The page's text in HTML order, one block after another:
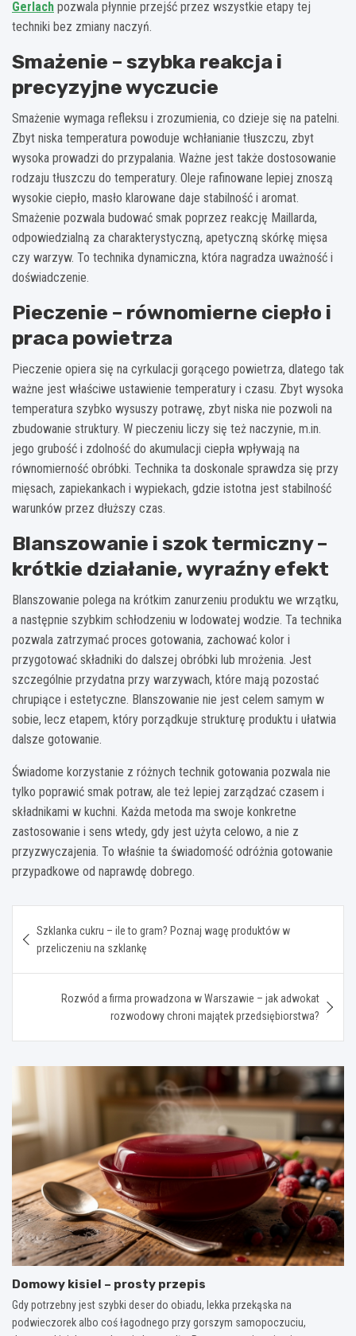
Gerlach pozwala płynnie przejść przez wszystkie etapy tej
techniki bez zmiany naczyń.
Smażenie – szybka reakcja i
precyzyjne wyczucie
Smażenie wymaga refleksu i zrozumienia, co dzieje się na patelni.
Zbyt niska temperatura powoduje wchłanianie tłuszczu, zbyt
wysoka prowadzi do przypalania. Ważne jest także dostosowanie
rodzaju tłuszczu do temperatury. Oleje rafinowane lepiej znoszą
wysokie ciepło, masło klarowane daje stabilność i aromat.
Smażenie pozwala budować smak poprzez reakcję Maillarda,
odpowiedzialną za charakterystyczną, apetyczną skórkę mięsa
czy warzyw. To technika dynamiczna, która nagradza uważność i
doświadczenie.
Pieczenie – równomierne ciepło i
praca powietrza
Pieczenie opiera się na cyrkulacji gorącego powietrza, dlatego tak
ważne jest właściwe ustawienie temperatury i czasu. Zbyt wysoka
temperatura szybko wysuszy potrawę, zbyt niska nie pozwoli na
zbudowanie struktury. W pieczeniu liczy się też naczynie, m.in.
jego grubość i zdolność do akumulacji ciepła wpływają na
równomierność obróbki. Technika ta doskonale sprawdza się przy
mięsach, zapiekankach i wypiekach, gdzie istotna jest stabilność
warunków przez dłuższy czas.
Blanszowanie i szok termiczny –
krótkie działanie, wyraźny efekt
Blanszowanie polega na krótkim zanurzeniu produktu we wrzątku,
a następnie szybkim schłodzeniu w lodowatej wodzie. Ta technika
pozwala zatrzymać proces gotowania, zachować kolor i
przygotować składniki do dalszej obróbki lub mrożenia. Jest
szczególnie przydatna przy warzywach, które mają pozostać
chrupiące i estetyczne. Blanszowanie nie jest celem samym w
sobie, lecz etapem, który porządkuje strukturę produktu i ułatwia
dalsze gotowanie.
Świadome korzystanie z różnych technik gotowania pozwala nie
tylko poprawić smak potraw, ale też lepiej zarządzać czasem i
składnikami w kuchni. Każda metoda ma swoje konkretne
zastosowanie i sens wtedy, gdy jest użyta celowo, a nie z
przyzwyczajenia. To właśnie ta świadomość odróżnia gotowanie
przypadkowe od naprawdę dobrego.
wpisu
Szklanka cukru – ile to gram? Poznaj wagę produktów w
przeliczeniu na szklankę
Rozwód a firma prowadzona w Warszawie – jak adwokat
rozwodowy chroni majątek przedsiębiorstwa?
Domowy kisiel – prosty przepis
Gdy potrzebny jest szybki deser do obiadu, lekka przekąska na
podwieczorek albo coś łagodnego przy gorszym samopoczuciu,